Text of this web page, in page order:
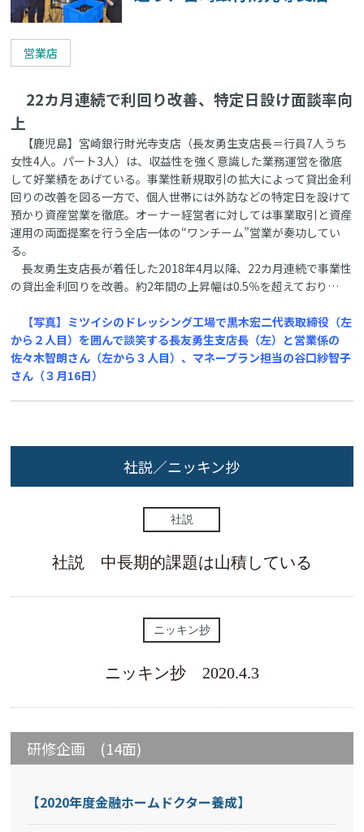
営業店
22カ月連続で利回り改善、特定日設け面談率向
上
【鹿児島】宮崎銀行財光寺支店（長友勇生支店長＝行員7人うち
女性4人。パート3人）は、収益性を強く意識した業務運営を徹底
して好業績をあげている。事業性新規取引の拡大によって貸出金利
回りの改善を図る一方で、個人世帯には外訪などの特定日を設けて
預かり資産営業を徹底。オーナー経営者に対しては事業取引と資産
運用の両面提案を行う全店一体の“ワンチーム”営業が奏功してい
る。
長友勇生支店長が着任した2018年4月以降、22カ月連続で事業性
の貸出金利回りを改善。約2年間の上昇幅は0.5％を超えており…
【写真】ミツイシのドレッシング工場で黒木宏二代表取締役（左
から２人目）を囲んで談笑する長友勇生支店長（左）と営業係の
佐々木智朗さん（左から３人目）、マネープラン担当の谷口紗智子
さん（３月16日）
社説／ニッキン抄
社説
社説 中長期的課題は山積している
ニッキン抄
ニッキン抄 2020.4.3
研修企画 (14面)
【2020年度金融ホームドクター養成】